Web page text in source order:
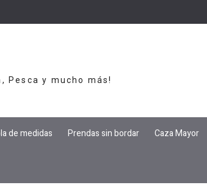
Pesca y mucho más!
de medidas Prendas sin bordar Caza Mayor